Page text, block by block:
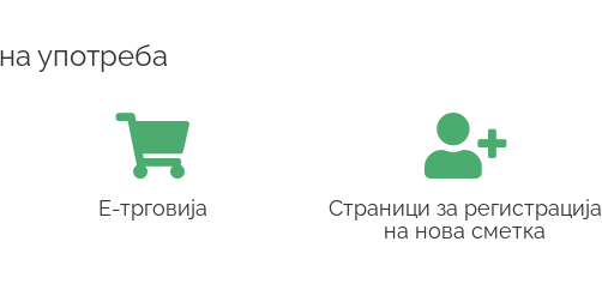
употреба
Е-трговија
Страници за регистрација
на нова сметка